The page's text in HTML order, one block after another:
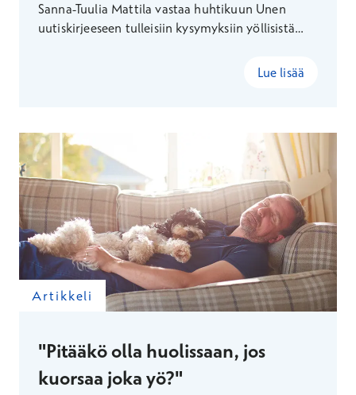
Sanna-Tuulia Mattila vastaa huhtikuun Unen
uutiskirjeeseen tulleisiin kysymyksiin yöllisistä
Lue lisää
Artikkeli
"Pitääkö olla huolissaan, jos
kuorsaa joka yö?"